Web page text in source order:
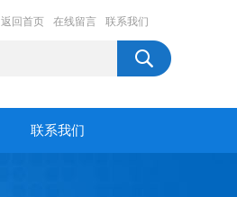
返回首页 在线留言 联系我们
联系我们